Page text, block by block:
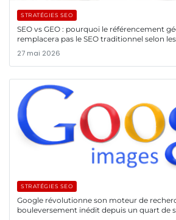
STRATÉGIES SEO
SEO vs GEO : pourquoi le référencement
remplacera pas le SEO traditionnel selon
27 mai 2026
STRATÉGIES SEO
Google révolutionne son moteur de
bouleversement inédit depuis un quart de